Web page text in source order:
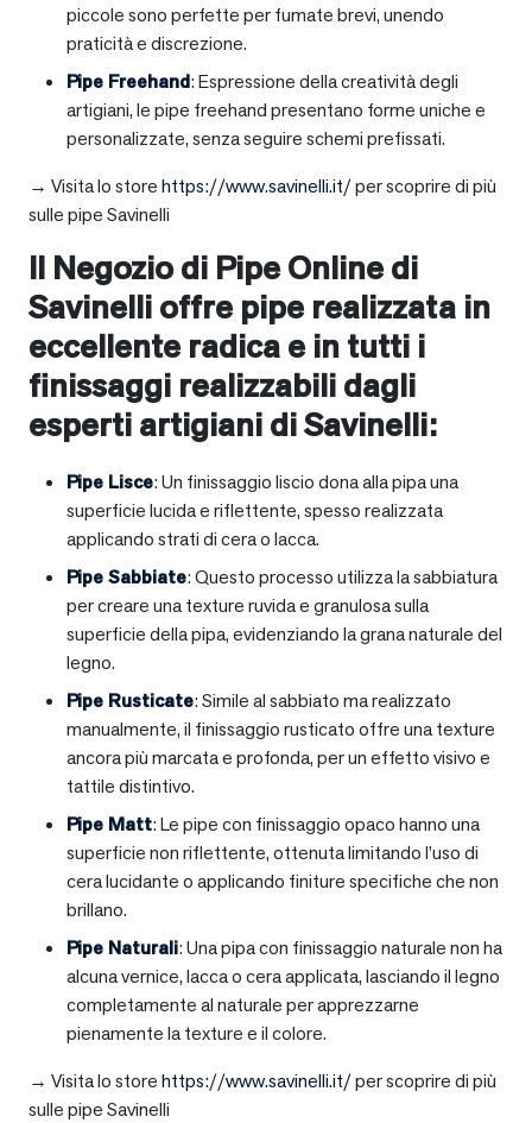
piccole sono perfette per fumate brevi, unendo
praticità e discrezione.
Pipe Freehand: Espressione della creatività degli
artigiani, le pipe freehand presentano forme uniche e
personalizzate, senza seguire schemi prefissati.
→ Visita lo storehttps://www.savinelli.it/per scoprire di più
sulle pipe Savinelli
Il Negozio di Pipe Online di
Savinelli offre pipe realizzata in
eccellente radica e in tutti i
finissaggi realizzabili dagli
esperti artigiani di Savinelli:
Pipe Lisce: Un finissaggio liscio dona alla pipa una
superficie lucida e riflettente, spesso realizzata
applicando strati di cera o lacca.
Pipe Sabbiate: Questo processo utilizza la sabbiatura
per creare una texture ruvida e granulosa sulla
superficie della pipa, evidenziando la grana naturale del
legno.
Pipe Rusticate: Simile al sabbiato ma realizzato
manualmente, il finissaggio rusticato offre una texture
ancora più marcata e profonda, per un effetto visivo e
tattile distintivo.
Pipe Matt: Le pipe con finissaggio opaco hanno una
superficie non riflettente, ottenuta limitando l’uso di
cera lucidante o applicando finiture specifiche che non
brillano.
Pipe Naturali: Una pipa con finissaggio naturale non ha
alcuna vernice, lacca o cera applicata, lasciando il legno
completamente al naturale per apprezzarne
pienamente la texture e il colore.
→ Visita lo storehttps://www.savinelli.it/per scoprire di più
sulle pipe Savinelli